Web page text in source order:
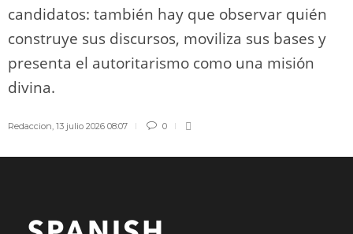
candidatos: también hay que observar quién
construye sus discursos, moviliza sus bases y
presenta el autoritarismo como una misión
divina.
Redaccion 13 julio 2026 08:07 0